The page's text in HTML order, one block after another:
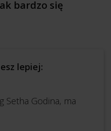
bardzo się
lepiej:
Setha Godina, ma